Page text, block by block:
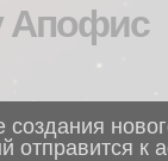
Апофис
отправится к